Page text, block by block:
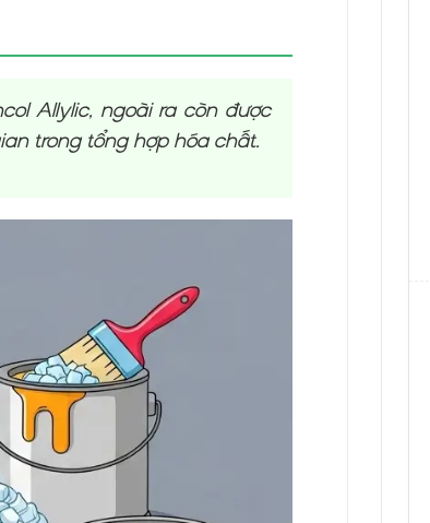
Allylic, ngoài ra còn được
trong tổng hợp hóa chất.